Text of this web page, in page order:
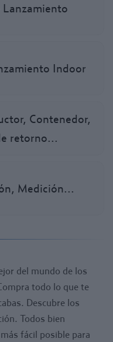
Lanzamiento
Indoor
Contenedor,
retorno...
Medición...
del mundo de los
todo lo que te
Descubre los
Todos bien
fácil posible para